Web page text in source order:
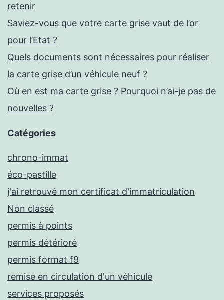
retenir
Saviez-vous que votre carte grise vaut de l’or
pour l’Etat ?
Quels documents sont nécessaires pour réaliser
la carte grise d’un véhicule neuf ?
Où en est ma carte grise ? Pourquoi n’ai-je pas de
nouvelles ?
Catégories
chrono-immat
éco-pastille
j'ai retrouvé mon certificat d'immatriculation
Non classé
permis à points
permis détérioré
permis format f9
remise en circulation d'un véhicule
services proposés